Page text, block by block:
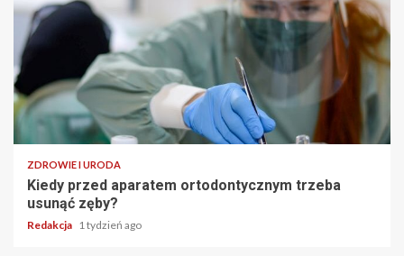
ZDROWIE I URODA
Kiedy przed aparatem ortodontycznym trzeba
usunąć zęby?
Redakcja 1 tydzień ago